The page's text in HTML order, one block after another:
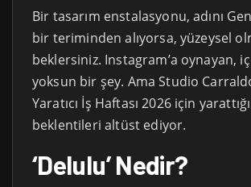
Bir tasarım enstalasyonu, adını
bir teriminden alıyorsa, yüzeysel
beklersiniz. Instagram’a oynayan,
yoksun bir şey. Ama Studio
Yaratıcı İş Haftası 2026 için
beklentileri altüst ediyor.
‘Delulu’ Nedir?